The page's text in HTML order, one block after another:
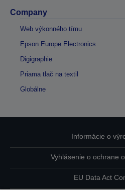
Company
Web výkonného tímu
Epson Europe Electronics
Digigraphie
Priama tlač na textil
Globálne
Informácie o
Vyhlásenie o ochrane
EU Data Act